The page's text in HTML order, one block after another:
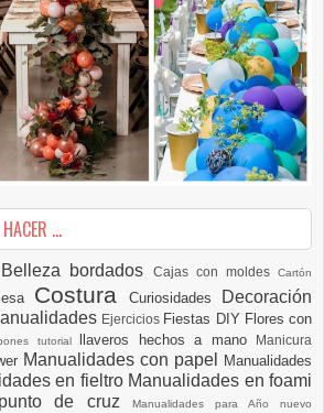
...
Belleza bordados Cajas con moldesCartón
Costura Curiosidades Decoración
Ejercicios Fiestas DIY Flores con
tutorial llaveros hechos a mano Manicura
Manualidades con papel
Manualidades
en fieltro Manualidades en foami
de cruz
Manualidades para Año nuevo